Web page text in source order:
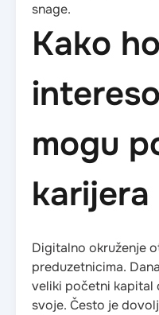
snage.
Kako
mogu
karijera
Digitalno okruženje
preduzetnicima.
veliki početni kapital
svoje. Često je